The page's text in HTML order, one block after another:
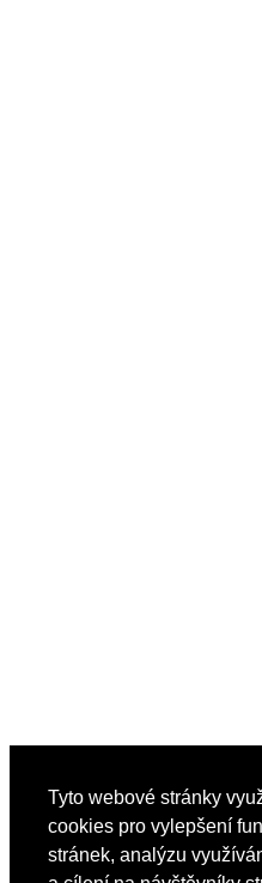
Tyto webové stránky
cookies pro vylepšení
stránek, analýzu